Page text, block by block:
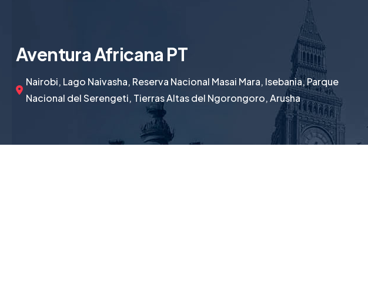
Aventura Africana PT
Nairobi, Lago Naivasha, Reserva Nacional Masai Mara, Isebania, Parque
Nacional del Serengeti, Tierras Altas del Ngorongoro, Arusha